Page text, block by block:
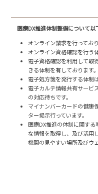
医療DX推進体制整備について以
オンライン請求を行っており
オンライン資格確認を行う
電子資格確認を利用して取
きる体制を有しております。
電子処方箋を発行する体制
電子カルテ情報共有サービ
の対応待ちです。
マイナンバーカードの健康
ター掲示行っています。
医療DX推進の体制に関す
な情報を取得し、及び活用
機関の見やすい場所及びウ